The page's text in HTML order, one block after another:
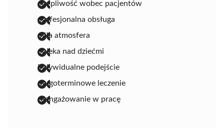
cierpliwość wobec pacjentów
profesjonalna obsługa
miła atmosfera
opieka nad dziećmi
indywidualne podejście
długoterminowe leczenie
zaangażowanie w pracę